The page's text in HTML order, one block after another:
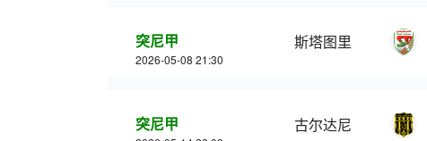
突尼甲
2026-05-08 21:30
斯塔图里
突尼甲 古尔达尼